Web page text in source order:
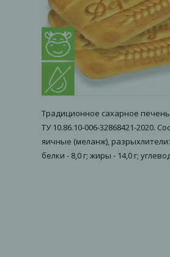
Традиционное сахарное
ТУ 10.86.10-006-32868421-2020.
яичные (меланж),
белки - 8,0 г; жиры - 14,0 г;